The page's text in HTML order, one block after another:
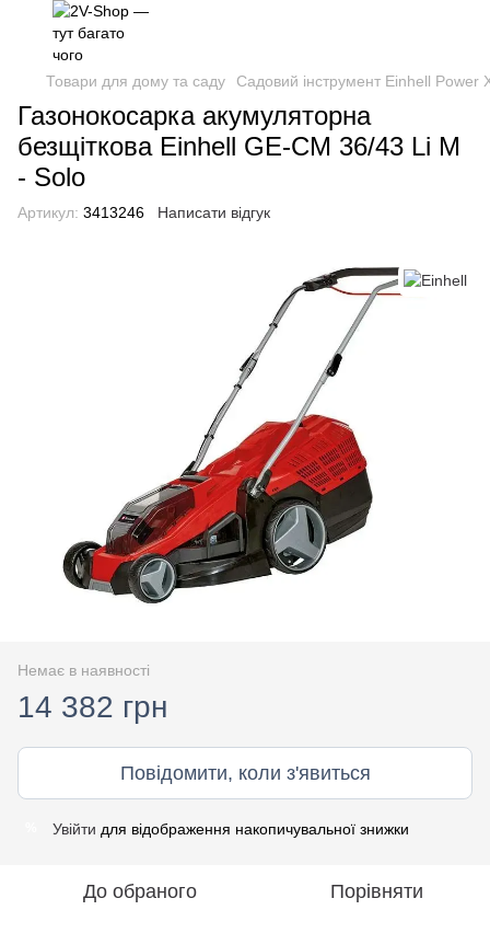
Товари для дому та саду Садовий інструмент Einhell Power
Газонокосарка акумуляторна
безщіткова Einhell GE-CM 36/43 Li M
- Solo
Артикул: 3413246 Написати відгук
Немає в наявності
14 382 грн
Повідомити, коли з'явиться
Увійти для відображення накопичувальної знижки
До обраного Порівняти